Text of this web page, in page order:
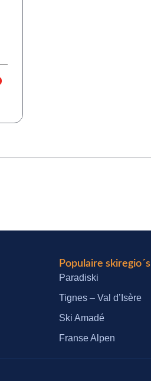
Populaire skiregio´s
Paradiski
Tignes – Val d’Isère
Ski Amadé
Franse Alpen